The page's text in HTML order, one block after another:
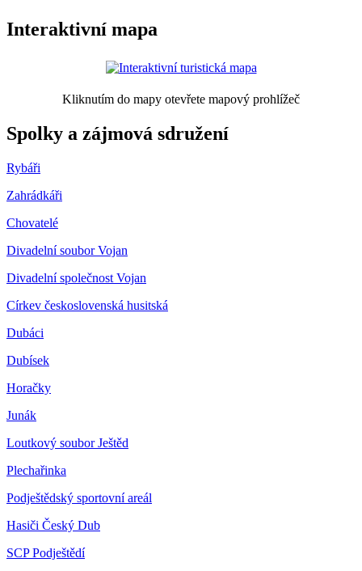
Interaktivní mapa
Kliknutím do mapy otevřete mapový prohlížeč
Spolky a zájmová sdružení
Rybáři
Zahrádkáři
Chovatelé
Divadelní soubor Vojan
Divadelní společnost Vojan
Církev československá husitská
Dubáci
Dubísek
Horačky
Junák
Loutkový soubor Ještěd
Plechařinka
Podještědský sportovní areál
Hasiči Český Dub
SCP Podještědí